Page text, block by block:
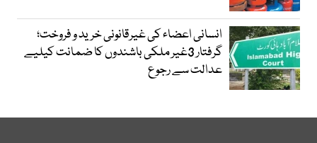
انسانی اعضاء کی غیرقانونی خرید و فروخت؛
گرفتار 3غیر ملکی باشندوں کا ضمانت کیلیے
عدالت سے رجوع